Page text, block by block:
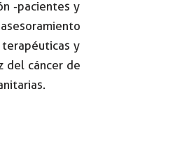
-pacientes y
y
del cáncer de